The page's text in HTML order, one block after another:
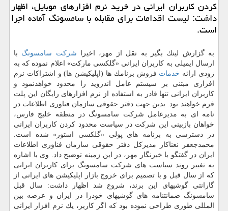
كردن كاربران ایرانی در خرید نرم افزارهای موبایل، اظهار
داشت: لیست اقدامات برای مقابله با سامسونگ آماده اجرا
است.
به گزارش لینك بگیر به نقل از مهر، اخیرا شركت سامسونگ با
ارسال ایمیلی به كاربران ایرانی «گلكسی ماركت» اعلام نموده كه به
زودی ارائه خدمات فروش برنامك ها (اپلیكیشن ها) و اشتراكات نرم
افزاری مبتنی بر سیستم عامل اندروید را محدود خواهدنمود و
كاربران ایرانی تنها قادر به استفاده از نرم افزارهای رایگان این پلت
فرم خواهند بود. بدین جهت دفتر حقوقی سازمان فناوری اطلاعات در
نامه ای به مدیرعامل شركت سامسونگ در منطقه خلیج فارس،
خواهان بازبینی این شركت در سیاست محدود كردن كاربران ایرانی
در دسترسی به برنامه های پولی «گلكسی استور» شده است.
محمدجعفر نعناكار مدیركل دفتر حقوقی سازمان فناوری اطلاعات
ایران در گفتگو با خبرنگار مهر، در این زمینه توضیح داد. وی با اشاره
به تغییر روند سیاست های شركت سامسونگ برای كاربران ایرانی
كه از سال قبل و با تصمیم برای خروج بازار اپلیكیشن های ایرانی از
گارانتی گوشیهای این برند، شروع شد اظهار داشت: سال قبل
سامسونگ ضمانتنامه های گوشیهای خودرا در ایران و عرصه بین
المللی طوری طراحی نموده بود كه اگر كاربر، یك نرم افزار ایرانی